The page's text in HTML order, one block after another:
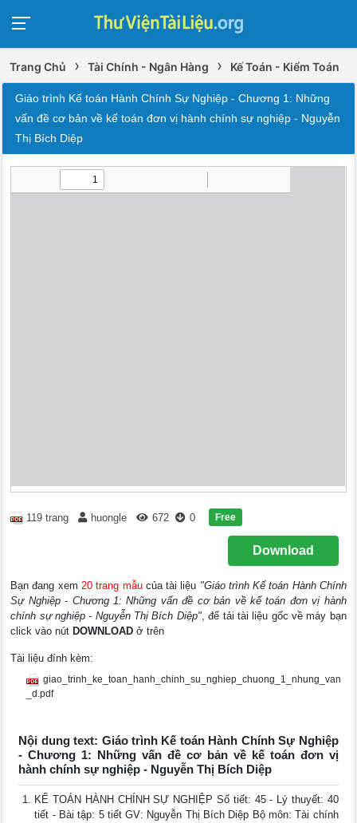
Trang Chủ › Tài Chính - Ngân Hàng › Kế Toán - Kiểm Toán
Giáo trình Kế toán Hành Chính Sự Nghiệp - Chương 1: Những
vấn đề cơ bản về kế toán đơn vị hành chính sự nghiệp - Nguyễn
Thị Bích Diệp
119 trang huongle 672 0 Free
Download
Bạn đang xem 20 trang mẫucủa tài liệu "Giáo trình Kế toán Hành Chính
Sự Nghiệp - Chương 1: Những vấn đề cơ bản về kế toán đơn vị hành
chính sự nghiệp - Nguyễn Thị Bích Diệp", để tải tài liệu gốc về máy bạn
click vào nút DOWNLOAD ở trên
Tài liệu đính kèm:
giao_trinh_ke_toan_hanh_chinh_su_nghiep_chuong_1_nhung_van
_d.pdf
Nội dung text: Giáo trình Kế toán Hành Chính Sự Nghiệp
- Chương 1: Những vấn đề cơ bản về kế toán đơn vị
hành chính sự nghiệp - Nguyễn Thị Bích Diệp
KẾ TOÁN HÀNH CHÍNH SỰ NGHIỆP Số tiết: 45 - Lý thuyết: 40
tiết - Bài tập: 5 tiết GV: Nguyễn Thị Bích Diệp Bộ môn: Tài chính